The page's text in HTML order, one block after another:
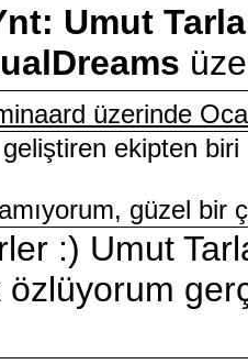
Umut
üzerinde
geliştiren ekipten
güzel bir
:) Umut
özlüyorum